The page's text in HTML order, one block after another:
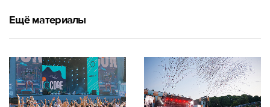
Ещё материалы